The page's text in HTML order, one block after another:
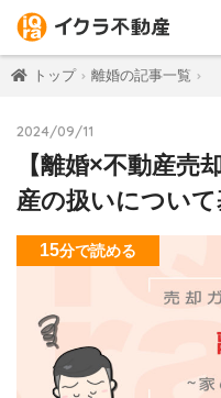
トップ 離婚の記事一覧
2024/09/11
【離婚×不動産売
産の扱いについ
15分で読める